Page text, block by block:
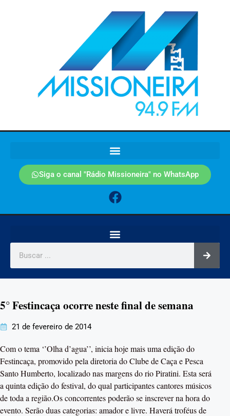
Siga o canal "Rádio Missioneira" no WhatsApp
5° Festincaça ocorre neste final de semana
21 de fevereiro de 2014
Com o tema ‘’Olha d’agua’’, inicia hoje mais uma edição do
Festincaça, promovido pela diretoria do Clube de Caça e Pesca
Santo Humberto, localizado nas margens do rio Piratini. Esta será
a quinta edição do festival, do qual participantes cantores músicos
de toda a região.Os concorrentes poderão se inscrever na hora do
evento. Serão duas categorias: amador e livre. Haverá troféus de